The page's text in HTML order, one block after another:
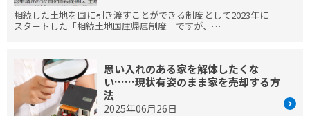
相続した土地を国に引き渡すことができる制度として2023年に
スタートした「相続土地国庫帰属制度」ですが、…
思い入れのある家を解体したくな
い……現状有姿のまま家を売却する方
法
2025年06月26日